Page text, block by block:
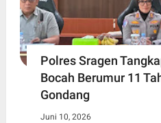
Polres Sragen
Bocah Berumur 11
Gondang
Juni 10, 2026